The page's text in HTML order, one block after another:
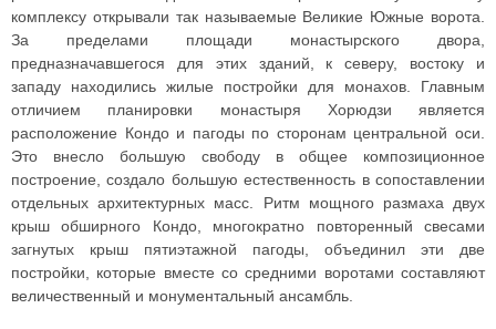
комплексу открывали так называемые Великие Южные ворота.
За пределами площади монастырского двора,
предназначавшегося для этих зданий, к северу, востоку и
западу находились жилые постройки для монахов. Главным
отличием планировки монастыря Хорюдзи является
расположение Кондо и пагоды по сторонам центральной оси.
Это внесло большую свободу в общее композиционное
построение, создало большую естественность в сопоставлении
отдельных архитектурных масс. Ритм мощного размаха двух
крыш обширного Кондо, многократно повторенный свесами
загнутых крыш пятиэтажной пагоды, объединил эти две
постройки, которые вместе со средними воротами составляют
величественный и монументальный ансамбль.